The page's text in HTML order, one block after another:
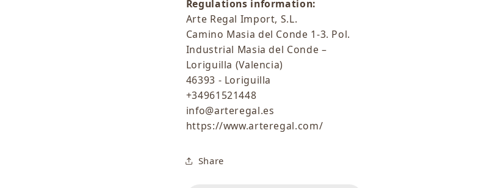
Regulations information:
Arte Regal Import, S.L.
Camino Masia del Conde 1-3. Pol.
Industrial Masia del Conde –
Loriguilla (Valencia)
46393 - Loriguilla
+34961521448
info@arteregal.es
https://www.arteregal.com/
Share